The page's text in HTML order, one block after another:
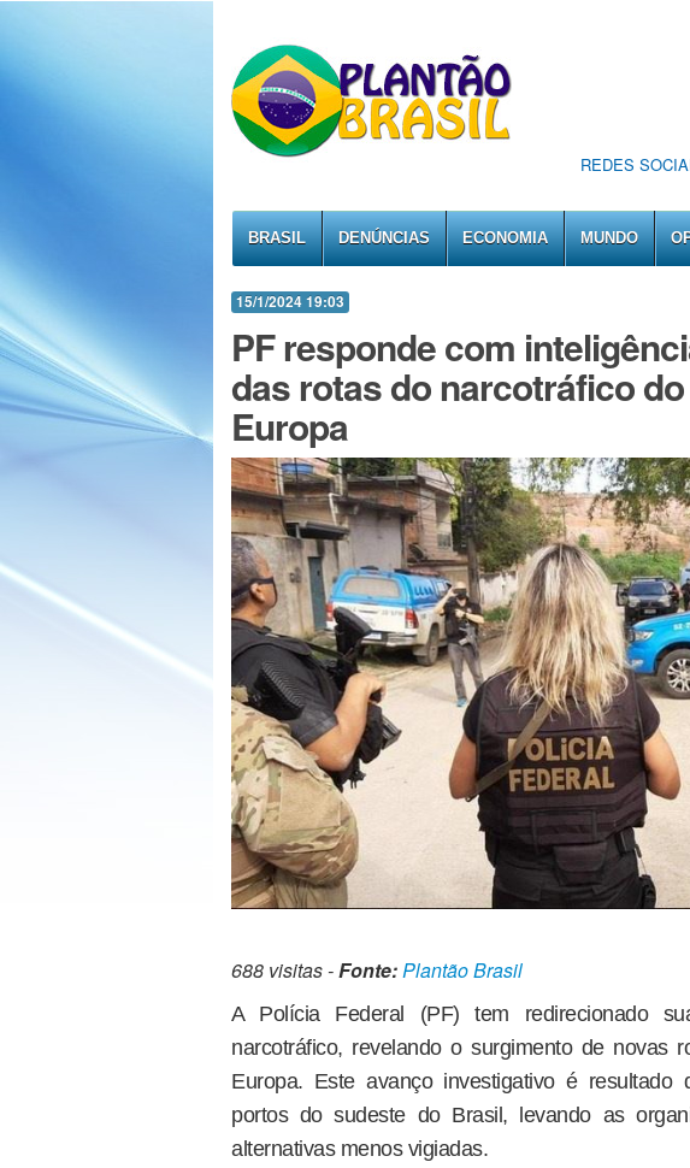
REDES
BRASIL DENÚNCIAS ECONOMIA MUNDO
15/1/2024 19:03
PF responde com
das rotas do narcotráfico
Europa
688 visitas -Fonte:Plantão Brasil
A Polícia Federal (PF) tem redirecionado
narcotráfico, revelando o surgimento de novas
Europa. Este avanço investigativo é resultado
portos do sudeste do Brasil, levando as
alternativas menos vigiadas.